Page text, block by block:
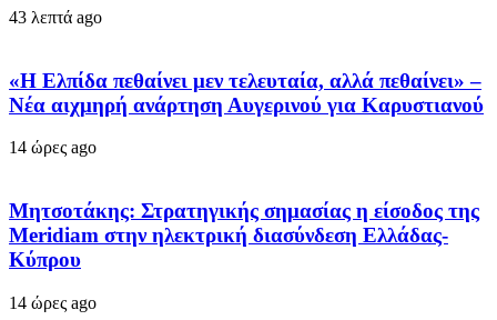
43 λεπτά ago
«Η Ελπίδα πεθαίνει μεν τελευταία, αλλά πεθαίνει» –
Νέα αιχμηρή ανάρτηση Αυγερινού για Καρυστιανού
14 ώρες ago
Μητσοτάκης: Στρατηγικής σημασίας η είσοδος της
Meridiam στην ηλεκτρική διασύνδεση Ελλάδας-
Κύπρου
14 ώρες ago